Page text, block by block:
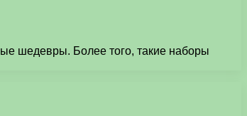
шедевры. Более того, такие наборы